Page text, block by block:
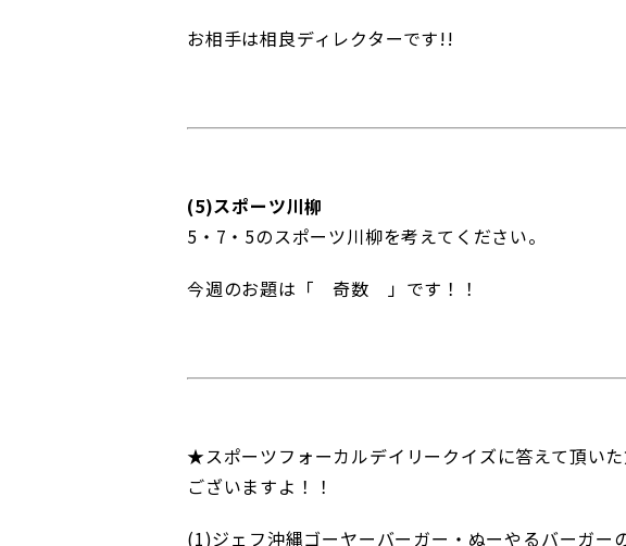
お相手は相良ディレクターです!!
(5)スポーツ川柳
5・7・5のスポーツ川柳を考えてください。
今週のお題は「 奇数 」です！！
★スポーツフォーカルデイリークイズに答えて頂い
ございますよ！！
(1)ジェフ沖縄ゴーヤーバーガー・ぬーやるバーガ